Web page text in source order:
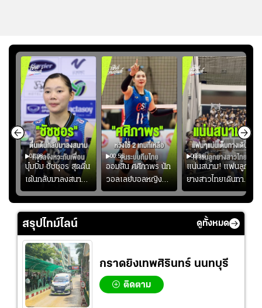
01:08
บุ๋มบิ๋ม ชัชชุอร สุดตื่น
เต้นกลับมาลงสนาม
ให้ทีมชาติ แอบกังวล
จังหวะไม่เข้ากับเพื่อน
00:55
ออมสิน ศศิภาพร นัก
วอลเลย์บอลหญิงทีม
ชาติไทย หวังใช้ 2
เกมที่เหลือ ปรับจู
00:36
แน่นสนาม! แฟนลูก
ยางสาวไทยเดินทาง
เข้ามาเชียร์สาวไทย
อย่างคึกคัก เพื่อให้
กำลังใจ ก่อนที่สาว
สรุปไทม์ไลน์ ดูทั้งหมด
กราดยิงเทพศิรินทร์ นนทบุรี
ติดตาม